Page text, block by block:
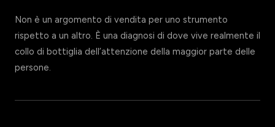
Non è un argomento di vendita per uno strumento
rispetto a un altro. È una diagnosi di dove vive realmente il
collo di bottiglia dell’attenzione della maggior parte delle
persone.